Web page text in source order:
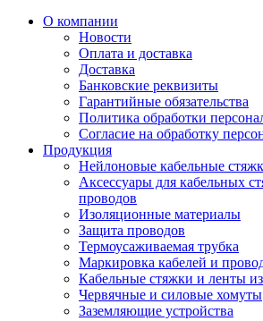
О компании
Новости
Оплата и доставка
Доставка
Банковские реквизиты
Гарантийные обязательства
Политика обработки
Согласие на обработку
Продукция
Нейлоновые кабельные
Аксессуары для кабельных
проводов
Изоляционные материалы
Защита проводов
Термоусаживаемая трубка
Маркировка кабелей и
Кабельные стяжки и ленты
Червячные и силовые хомуты
Заземляющие устройства